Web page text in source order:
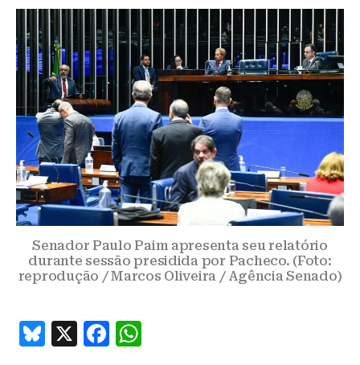
Senador Paulo Paim apresenta seu relatório
durante sessão presidida por Pacheco. (Foto:
reprodução / Marcos Oliveira / Agência Senado)
B
X
F